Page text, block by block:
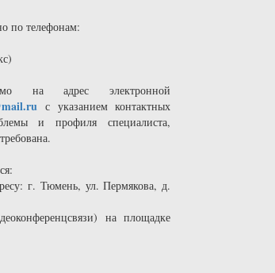
по телефонам:
на адрес электронной
с указанием контактных
и профиля специалиста,
г. Тюмень, ул. Пермякова, д.
на площадке